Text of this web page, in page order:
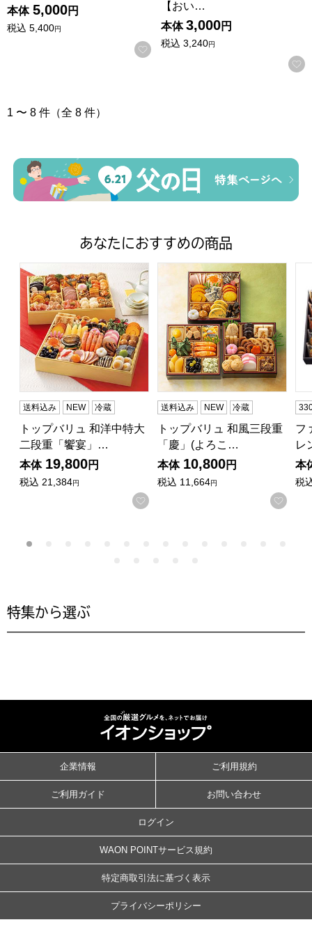
本体 5,000円
税込 5,400円
お気に入りに登録する
【おい…
本体 3,000円
税込 3,240円
1 〜 8 件（全 8 件）
あなたにおすすめの商品
トップバリュ 和洋中特大二段重「饗宴」(きょうえん)【4
送料込み NEW 冷蔵
トップバリュ 和洋中特大
二段重「饗宴」…
本体 19,800円
税込 21,384円
お気に入りに登録する
トップバリュ 和風三段重「
送料込み NEW 冷蔵
トップバリュ 和風三段重
「慶」(よろこ…
本体 10,800円
税込 11,664円
お気
フ
レ
本
税
特集から選ぶ
企業情報 ご利用規約
ご利用ガイド お問い合わせ
ログイン
WAON POINTサービス規約
特定商取引法に基づく表示
プライバシーポリシー